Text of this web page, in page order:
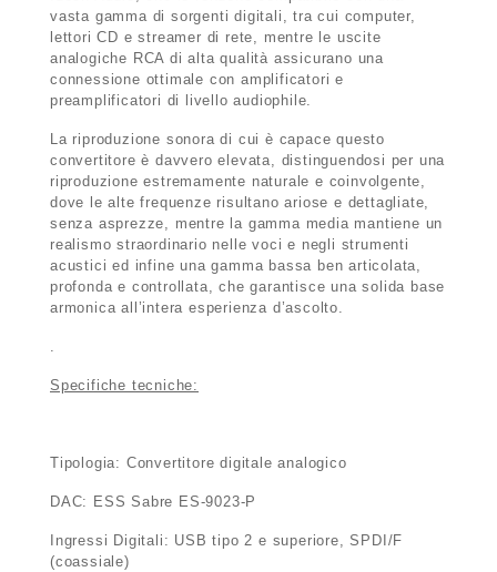
vasta gamma di sorgenti digitali, tra cui computer,
lettori CD e streamer di rete, mentre le uscite
analogiche RCA di alta qualità assicurano una
connessione ottimale con amplificatori e
preamplificatori di livello audiophile.
La riproduzione sonora di cui è capace questo
convertitore è davvero elevata, distinguendosi per una
riproduzione estremamente naturale e coinvolgente,
dove le alte frequenze risultano ariose e dettagliate,
senza asprezze, mentre la gamma media mantiene un
realismo straordinario nelle voci e negli strumenti
acustici ed infine una gamma bassa ben articolata,
profonda e controllata, che garantisce una solida base
armonica all’intera esperienza d’ascolto.
Specifiche tecniche:
Tipologia: Convertitore digitale analogico
DAC: ESS Sabre ES-9023-P
Ingressi Digitali: USB tipo 2 e superiore, SPDI/F
(coassiale)